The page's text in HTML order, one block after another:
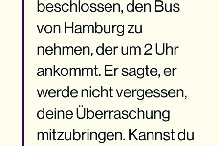
beschlossen, den Bus
von Hamburg zu
nehmen, der um 2 Uhr
ankommt. Er sagte, er
werde nicht vergessen,
deine Überraschung
mitzubringen. Kannst du